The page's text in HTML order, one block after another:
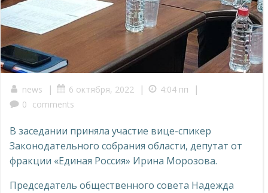
news | 6 октября, 2022 | 4:04 пп |
0 comments
В заседании приняла участие вице-спикер
Законодательного собрания области, депутат от
фракции «Единая Россия» Ирина Морозова.
Председатель общественного совета Надежда